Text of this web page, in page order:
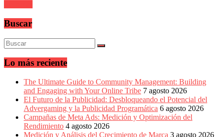
Latina
|
Una
mirada
estratégica
y
del
LATAM
Bitácora
social
Mercadeo
Buscar
Lo más reciente
The Ultimate Guide to Community Management: Building
and Engaging with Your Online Tribe 7 agosto 2026
El Futuro de la Publicidad: Desbloqueando el Potencial del
Advergaming y la Publicidad Programática 6 agosto 2026
Campañas de Meta Ads: Medición y Optimización del
Rendimiento 4 agosto 2026
Medición y Análisis del Crecimiento de Marca 3 agosto 2026